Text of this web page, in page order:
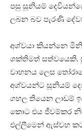
පසු සූනියම්
ලබන බව පැරණි
අශ්වයා කියන්නෙ
ශක්‌තිමත් සත්වයෙකි.
වාහනය ලෙස
අශ්වයන්ට සූනියම්
ගහල තියෙන ලාඩම්
කොට එය ජීවම්කර
එල්ලීමෙන් ඇස්‌වහ